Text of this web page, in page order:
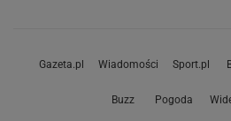
Gazeta.pl Wiadomości Sport.pl
Buzz Pogoda